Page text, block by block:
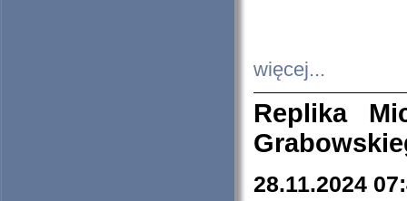
więcej...
Replika
28.11.2024